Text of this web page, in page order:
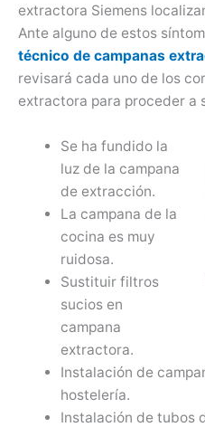
extractora Siemens
Ante alguno de estos
técnico de campanas
revisará cada uno de los
extractora para proceder a
Se ha fundido la
luz de la campana
de extracción.
La campana de la
cocina es muy
ruidosa.
Sustituir filtros
sucios en
campana
extractora.
Instalación de
hostelería.
Instalación de tubos